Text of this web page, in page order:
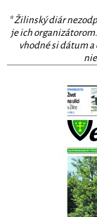
* Žilinský diár
je ich
vhodné si dátum a